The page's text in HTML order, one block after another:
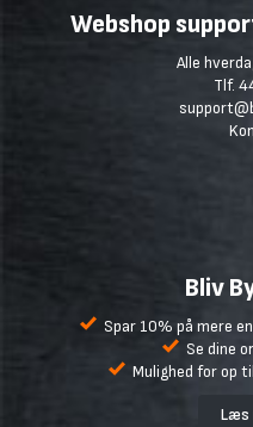
Webshop
Alle
Tlf.
Bliv
Spar 10% på mere
Se dine
Mulighed for op
Læs